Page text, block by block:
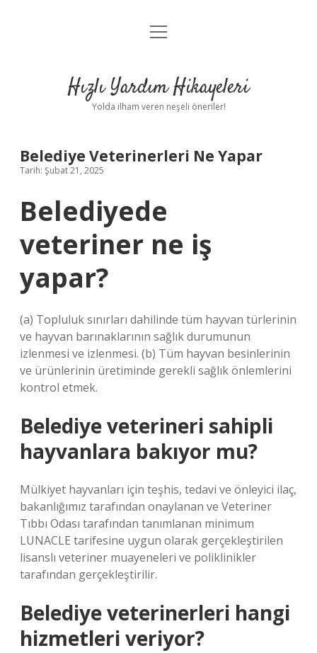
Anasayfa
Yasal Uyarı
menüyü
Hızlı Yardım Hikayeleri
Yolda ilham veren neşeli öneriler!
Belediye Veterinerleri Ne Yapar
Tarih: Şubat 21, 2025
Belediyede
veteriner ne iş
yapar?
(a) Topluluk sınırları dahilinde tüm hayvan türlerinin
ve hayvan barınaklarının sağlık durumunun
izlenmesi ve izlenmesi. (b) Tüm hayvan besinlerinin
ve ürünlerinin üretiminde gerekli sağlık önlemlerini
kontrol etmek.
Belediye veterineri sahipli
hayvanlara bakıyor mu?
Mülkiyet hayvanları için teşhis, tedavi ve önleyici ilaç,
bakanlığımız tarafından onaylanan ve Veteriner
Tıbbı Odası tarafından tanımlanan minimum
LUNACLE tarifesine uygun olarak gerçekleştirilen
lisanslı veteriner muayeneleri ve poliklinikler
tarafından gerçekleştirilir.
Belediye veterinerleri hangi
hizmetleri veriyor?